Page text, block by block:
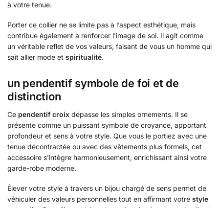
à votre tenue.
Porter ce collier ne se limite pas à l’aspect esthétique, mais
contribue également à renforcer l’image de soi. Il agit comme
un véritable reflet de vos valeurs, faisant de vous un homme qui
sait allier mode et spiritualité.
un pendentif symbole de foi et de
distinction
Ce pendentif croix dépasse les simples ornements. Il se
présente comme un puissant symbole de croyance, apportant
profondeur et sens à votre style. Que vous le portiez avec une
tenue décontractée ou avec des vêtements plus formels, cet
accessoire s’intègre harmonieusement, enrichissant ainsi votre
garde-robe moderne.
Élever votre style à travers un bijou chargé de sens permet de
véhiculer des valeurs personnelles tout en affirmant votre style